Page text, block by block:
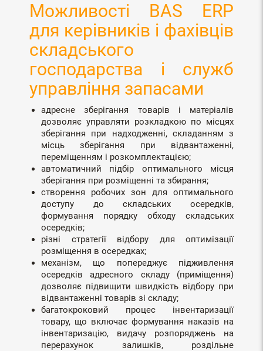
Можливості BAS ERP
для керівників і фахівців
складського
господарства і служб
управління запасами
адресне зберігання товарів і матеріалів
дозволяє управляти розкладкою по місцях
зберігання при надходженні, складанням з
місць зберігання при відвантаженні,
переміщенням і розкомплектацією;
автоматичний підбір оптимального місця
зберігання при розміщенні та збирання;
створення робочих зон для оптимального
доступу до складських осередків,
формування порядку обходу складських
осередків;
різні стратегії відбору для оптимізації
розміщення в осередках;
механізм, що попереджує підживлення
осередків адресного складу (приміщення)
дозволяє підвищити швидкість відбору при
відвантаженні товарів зі складу;
багатокроковий процес інвентаризації
товару, що включає формування наказів на
інвентаризацію, видачу розпоряджень на
перерахунок залишків, роздільне